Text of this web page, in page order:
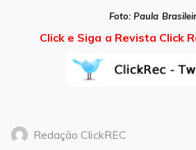
Foto: Paula
Click e Siga a Revista Click
Redação ClickREC